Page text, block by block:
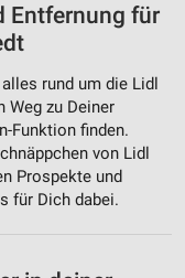
Entfernung für
rund um die Lidl
Weg zu Deiner
Funktion finden.
von Lidl
Prospekte und
für Dich dabei.